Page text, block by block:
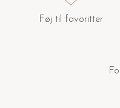
Føj til favoritter